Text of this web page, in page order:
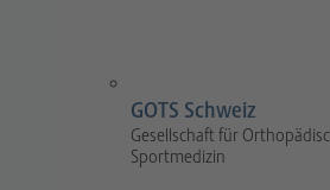
GOTS Schweiz
Gesellschaft für
Sportmedizin